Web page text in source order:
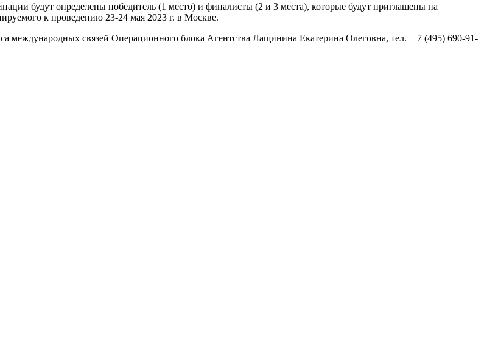
будут определены победитель (1 место) и финалисты (2 и 3 места), которые будут приглашены на
к проведению 23-24 мая 2023 г. в Москве.
международных связей Операционного блока Агентства Лащинина Екатерина Олеговна, тел. + 7 (495) 690-91-